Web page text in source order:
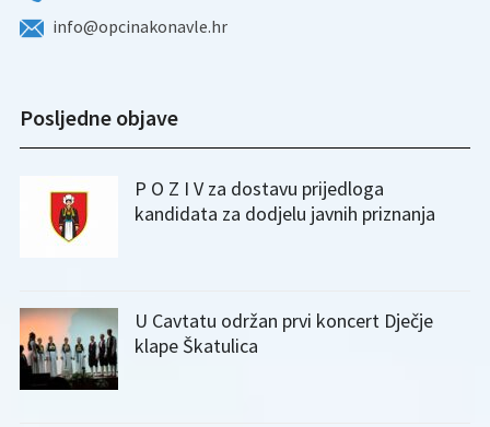
info@opcinakonavle.hr
Posljedne objave
P O Z I V za dostavu prijedloga
kandidata za dodjelu javnih priznanja
U Cavtatu održan prvi koncert Dječje
klape Škatulica